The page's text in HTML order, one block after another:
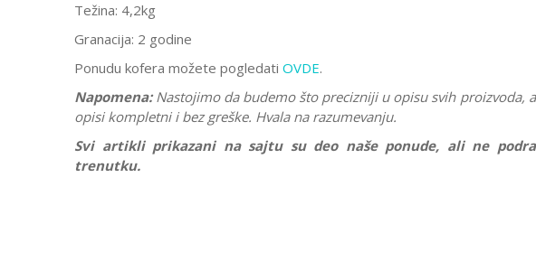
Težina: 4,2kg
Granacija: 2 godine
Ponudu kofera možete pogledati OVDE.
Napomena: Nastojimo da budemo što precizniji u opisu svih proizvoda,
opisi kompletni i bez greške. Hvala na razumevanju.
Svi artikli prikazani na sajtu su deo naše ponude, ali ne
trenutku.